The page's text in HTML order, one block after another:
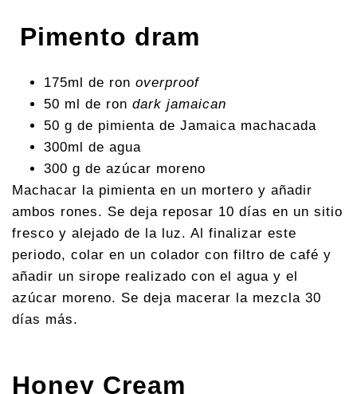
Pimento dram
175ml de ron overproof
50 ml de ron dark jamaican
50 g de pimienta de Jamaica machacada
300ml de agua
300 g de azúcar moreno
Machacar la pimienta en un mortero y añadir
ambos rones. Se deja reposar 10 días en un sitio
fresco y alejado de la luz. Al finalizar este
periodo, colar en un colador con filtro de café y
añadir un sirope realizado con el agua y el
azúcar moreno. Se deja macerar la mezcla 30
días más.
Honey Cream